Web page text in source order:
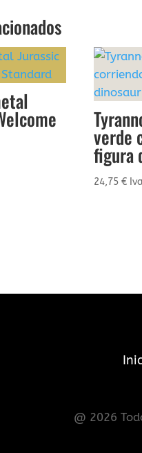
verde
figura
24,75€
@ 2026